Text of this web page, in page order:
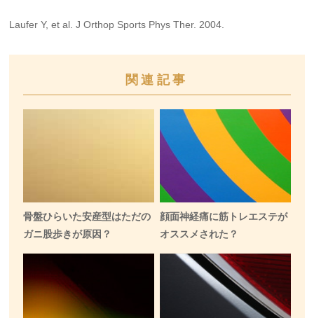
Laufer Y, et al. J Orthop Sports Phys Ther. 2004.
関連記事
骨盤ひらいた安産型はただの
ガニ股歩きが原因？
顔面神経痛に筋トレエステが
オススメされた？